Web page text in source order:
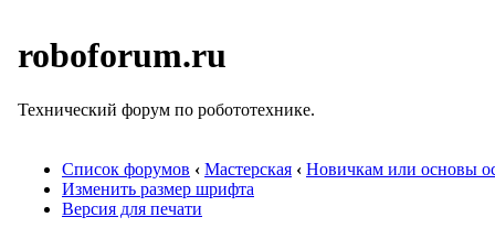
roboforum.ru
Технический форум по робототехнике.
Список форумов ‹ Мастерская ‹ Новичкам или основы
Изменить размер шрифта
Версия для печати